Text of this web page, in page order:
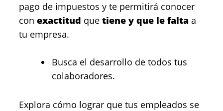
pago de impuestos y te permitirá conocer
con exactitud que tiene y que le falta a
tu empresa.
Busca el desarrollo de todos tus
colaboradores.
Explora cómo lograr que tus empleados se